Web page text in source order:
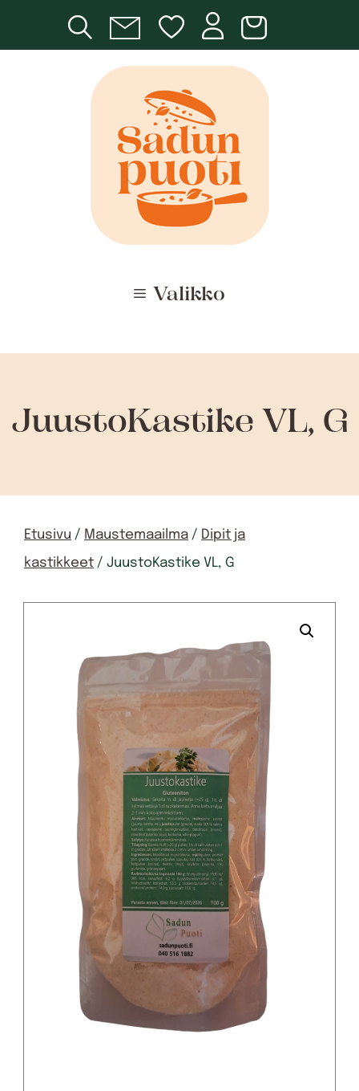
Valikko
JuustoKastike VL, G
Etusivu / Maustemaailma / Dipit ja
kastikkeet / JuustoKastike VL, G